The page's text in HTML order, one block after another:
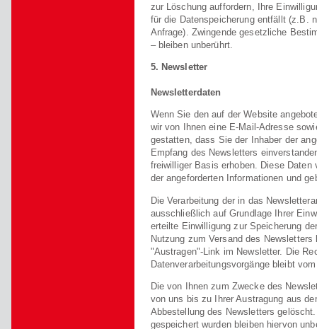
zur Löschung auffordern, Ihre
für die Datenspeicherung entfällt (z.B.
Anfrage). Zwingende gesetzliche
– bleiben unberührt.
5. Newsletter
Newsletterdaten
Wenn Sie den auf der Website
wir von Ihnen eine E-Mail-Adresse
gestatten, dass Sie der Inhaber der
Empfang des Newsletters
freiwilliger Basis erhoben. Diese
der angeforderten Informationen und
Die Verarbeitung der in das
ausschließlich auf Grundlage Ihrer
erteilte Einwilligung zur Speicherung
Nutzung zum Versand des
"Austragen"-Link im Newsletter. Die
Datenverarbeitungsvorgänge bleibt
Die von Ihnen zum Zwecke des
von uns bis zu Ihrer Austragung aus
Abbestellung des Newsletters
gespeichert wurden bleiben hiervon